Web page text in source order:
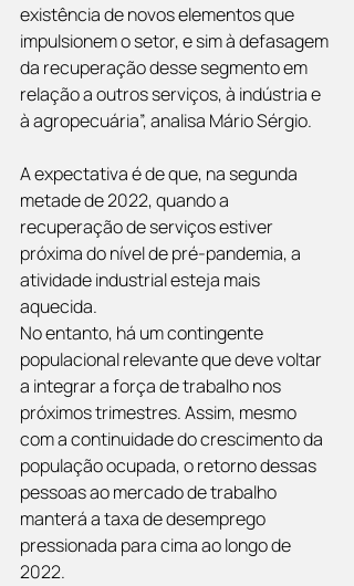
existência de novos elementos que
impulsionem o setor, e sim à defasagem
da recuperação desse segmento em
relação a outros serviços, à indústria e
à agropecuária”, analisa Mário Sérgio.
A expectativa é de que, na segunda
metade de 2022, quando a
recuperação de serviços estiver
próxima do nível de pré-pandemia, a
atividade industrial esteja mais
aquecida.
No entanto, há um contingente
populacional relevante que deve voltar
a integrar a força de trabalho nos
próximos trimestres. Assim, mesmo
com a continuidade do crescimento da
população ocupada, o retorno dessas
pessoas ao mercado de trabalho
manterá a taxa de desemprego
pressionada para cima ao longo de
2022.